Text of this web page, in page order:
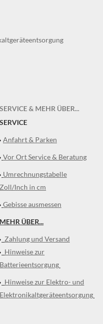
SERVICE & MEHR ÜBER...
SERVICE
Anfahrt & Parken
Vor Ort Service & Beratung
Umrechnungstabelle
Zoll/Inch in cm
Gebisse ausmessen
MEHR ÜBER...
Zahlung und Versand
Hinweise zur
Batterieentsorgung
Hinweise zur Elektro- und
Elektronikaltgeräteentsorgung